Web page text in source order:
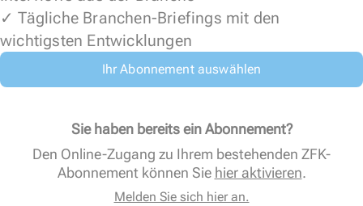
✓ Tägliche Branchen-Briefings mit den
wichtigsten Entwicklungen
Ihr Abonnement auswählen
Sie haben bereits ein Abonnement?
Den Online-Zugang zu Ihrem bestehenden ZFK-
Abonnement können Sie hier aktivieren.
Melden Sie sich hier an.